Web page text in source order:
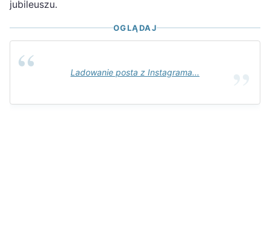
jubileuszu.
OGLĄDAJ
Ladowanie posta z Instagrama...